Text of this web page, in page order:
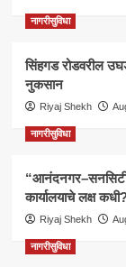
नागरीसुविधा
सिंहगड रोडवरील
नुकसान
Riyaj Shekh
नागरीसुविधा
“आनंदनगर–सनसिटी
कार्यालयाचे लक्ष
Riyaj Shekh
नागरीसुविधा